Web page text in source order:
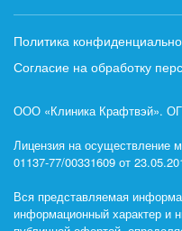
Политика
Согласие на обработку
ООО «Клиника Крафтвэй».
Лицензия на осуществление
01137-77/00331609 от
Вся представляемая
информационный характер и